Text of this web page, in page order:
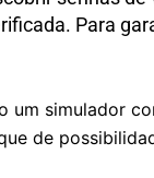
Para
um simulador
de